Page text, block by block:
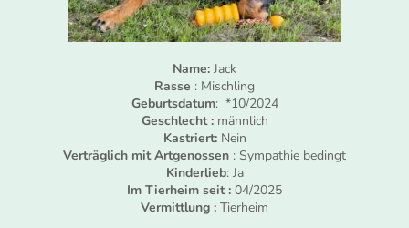
Name: Jack
Rasse : Mischling
Geburtsdatum: *10/2024
Geschlecht :männlich
Kastriert: Nein
Verträglich mit Artgenossen : Sympathie bedingt
Kinderlieb: Ja
Im Tierheim seit : 04/2025
Vermittlung : Tierheim